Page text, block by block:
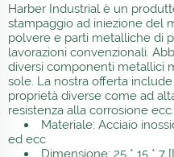
Harber Industrial è un
stampaggio ad iniezione del
polvere e parti metalliche di
lavorazioni convenzionali.
diversi componenti metallici
sole. La nostra offerta
proprietà diverse come ad
resistenza alla corrosione ecc.
Materiale: Acciaio
ed ecc
Dimensione: 25 * 15 * 7